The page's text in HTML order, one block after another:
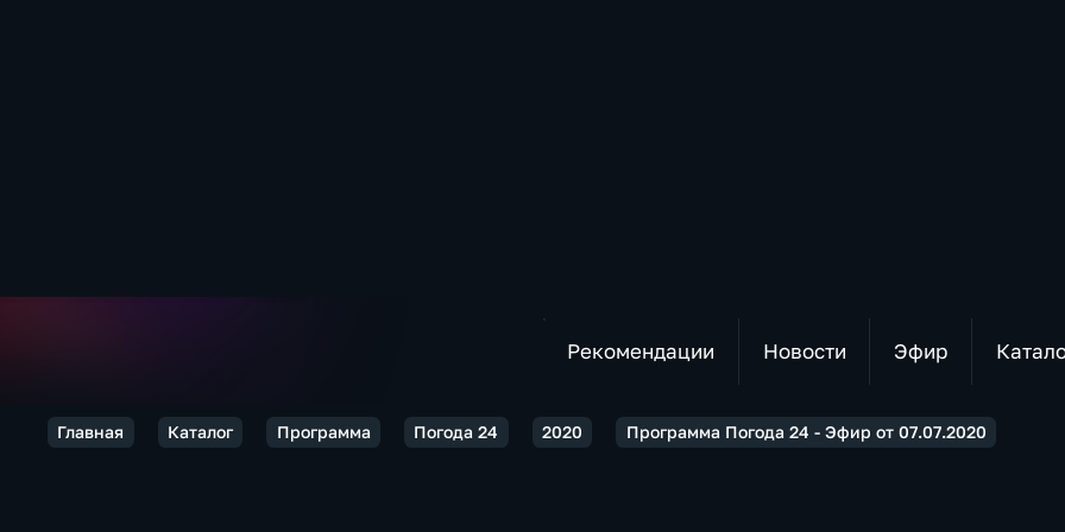
Рекомендации Новости Эфир
Главная Каталог Программа Погода 24 2020 Программа Погода 24 - Эфир от 07.07.2020